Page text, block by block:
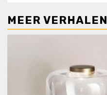
MEER VERHALEN